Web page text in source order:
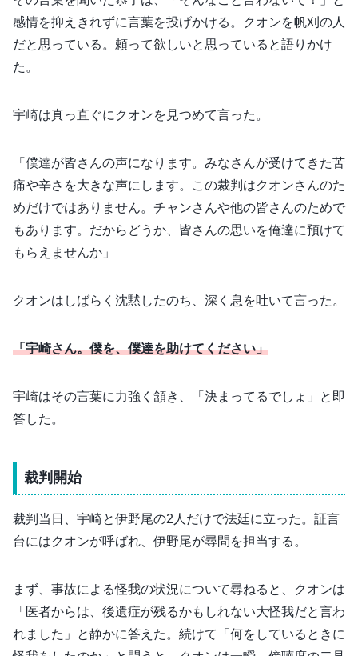
感情を抑えきれずに言葉を投げかける。クオンを帆刈の人
だと思っている。頼って欲しいと思っていると語りかけ
た。
宇崎は真っ直ぐにクオンを見つめて言った。
「僕達が皆さんの声になります。みなさんが受けてきた苦
痛や辛さを大きな声にします。この裁判はクオンさんのた
めだけではありません。チャンさんや他の皆さんのためで
もあります。だからどうか、皆さんの思いを俺達に預けて
もらえませんか」
クオンはしばらく沈黙したのち、深く息を吐いて言った。
「宇崎さん。僕を、僕達を助けてください」
宇崎はその言葉に力強く頷き、「決まってるでしょ」と即
答した。
裁判開始
裁判当日、宇崎と伊野尾の2人だけで法廷に立った。証言
台にはクオンが呼ばれ、伊野尾が尋問を担当する。
まず、事故による怪我の状況について尋ねると、クオンは
「医者からは、後遺症が残るかもしれない大怪我だと言わ
れました」と静かに答えた。続けて「何をしているときに